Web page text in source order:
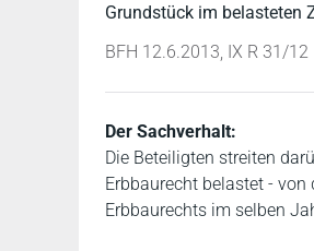
Grundstück im belasteten
BFH 12.6.2013, IX R 31/12
Der Sachverhalt:
Die Beteiligten streiten
Erbbaurecht belastet -
Erbbaurechts im selben